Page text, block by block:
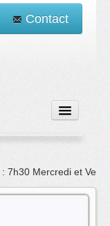
Contact
7h30 Mercredi et